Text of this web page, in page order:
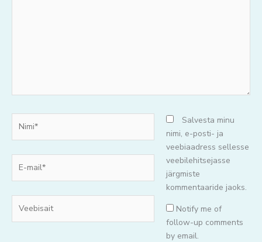
mail*
Salvesta minu
nimi, e-posti- ja
veebiaadress sellesse
veebilehitsejasse
järgmiste
kommentaaride jaoks.
Notify me of
follow-up comments
by email.